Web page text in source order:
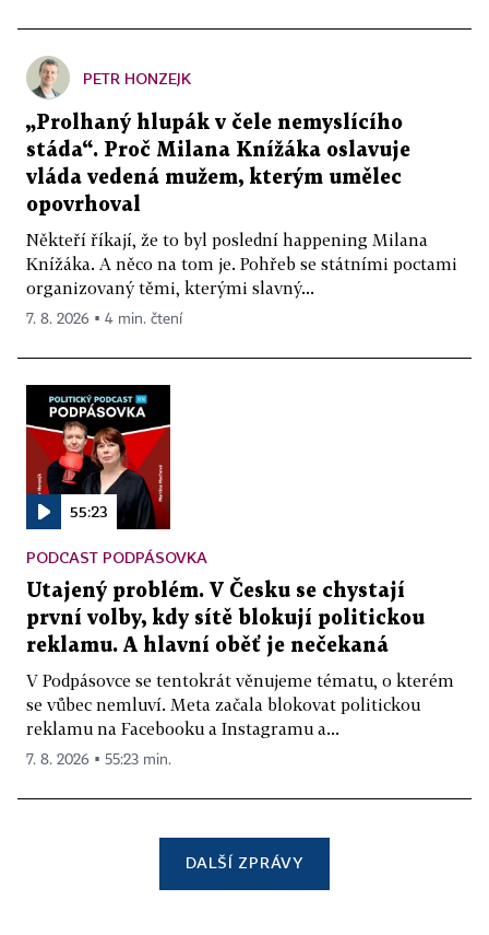
PETR HONZEJK
„Prolhaný hlupák v čele nemyslícího
stáda“. Proč Milana Knížáka oslavuje
vláda vedená mužem, kterým umělec
opovrhoval
Někteří říkají, že to byl poslední happening Milana
Knížáka. A něco na tom je. Pohřeb se státními poctami
organizovaný těmi, kterými slavný...
7. 8. 2026 ▪ 4 min. čtení
55:23
PODCAST PODPÁSOVKA
Utajený problém. V Česku se chystají
první volby, kdy sítě blokují politickou
reklamu. A hlavní oběť je nečekaná
V Podpásovce se tentokrát věnujeme tématu, o kterém
se vůbec nemluví. Meta začala blokovat politickou
reklamu na Facebooku a Instagramu a...
7. 8. 2026 ▪ 55:23 min.
DALŠÍ ZPRÁVY